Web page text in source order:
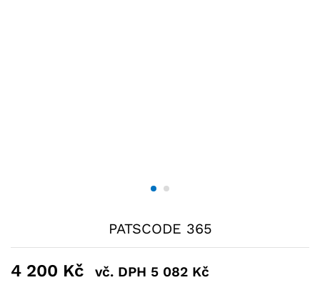
PATSCODE 365
4 200 Kč vč. DPH 5 082 Kč